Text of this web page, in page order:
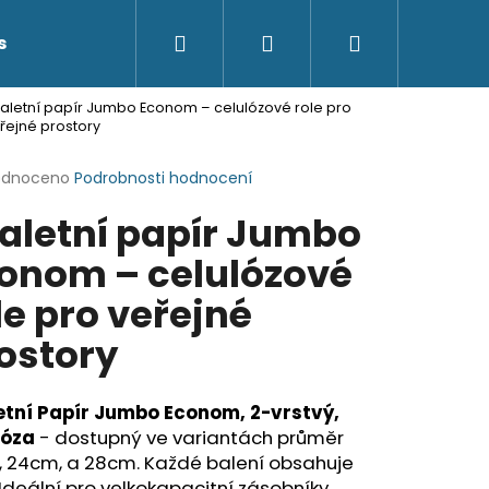
Přihlášení
papír Jumbo Econom – celulózové role pro
prostory
Podrobnosti hodnocení
papír Jumbo
– celulózové
pro veřejné
Papír Jumbo Econom, 2-vrstvý,
- dostupný ve variantách průměr
24cm, a 28cm. Každé balení obsahuje